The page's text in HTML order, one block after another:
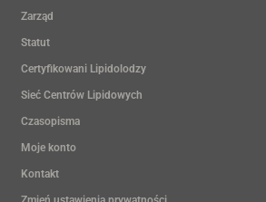
Zarząd
Statut
Certyfikowani Lipidolodzy
Sieć Centrów Lipidowych
Czasopisma
Moje konto
Kontakt